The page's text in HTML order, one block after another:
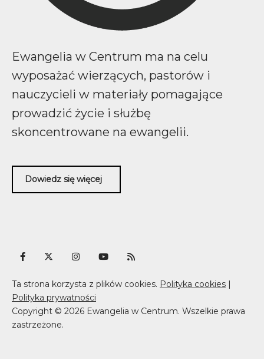
Ewangelia w Centrum ma na celu
wyposażać wierzących, pastorów i
nauczycieli w materiały pomagające
prowadzić życie i służbę
skoncentrowane na ewangelii.
Dowiedz się więcej
Ta strona korzysta z plików cookies. Polityka cookies |
Polityka prywatności
Copyright © 2026 Ewangelia w Centrum. Wszelkie prawa
zastrzeżone.